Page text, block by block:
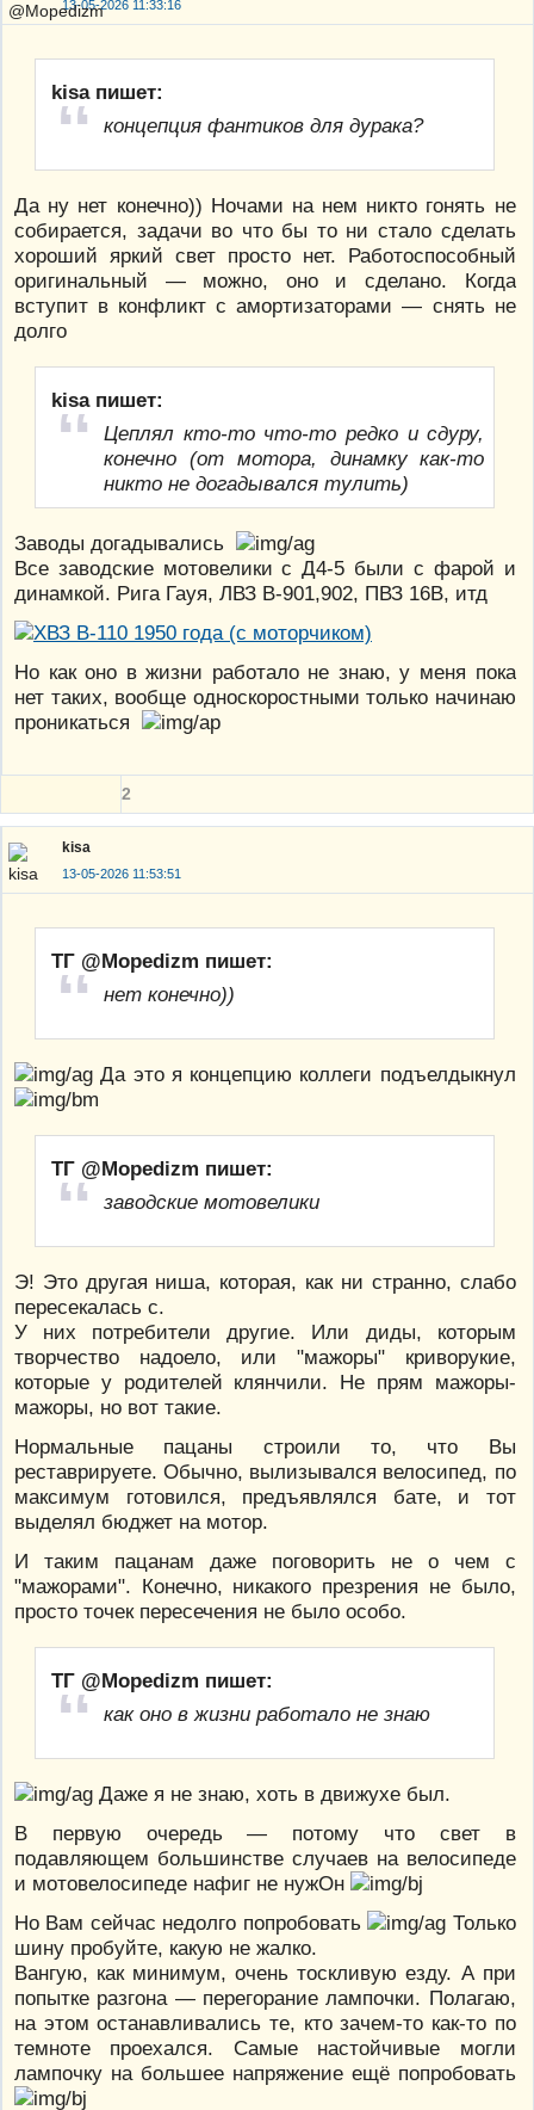
13-05-2026 11:33:16
kisa пишет:
концепция фантиков для дурака?
Да ну нет конечно)) Ночами на нем никто гонять не
собирается, задачи во что бы то ни стало сделать
хороший яркий свет просто нет. Работоспособный
оригинальный — можно, оно и сделано. Когда
вступит в конфликт с амортизаторами — снять не
долго
kisa пишет:
Цеплял кто-то что-то редко и сдуру,
конечно (от мотора, динамку как-то
никто не догадывался тулить)
Заводы догадывались
Все заводские мотовелики с Д4-5 были с фарой и
динамкой. Рига Гауя, ЛВЗ В-901,902, ПВЗ 16В, итд
Но как оно в жизни работало не знаю, у меня пока
нет таких, вообще односкоростными только начинаю
проникаться
2
kisa
13-05-2026 11:53:51
ТГ @Mopedizm пишет:
нет конечно))
Да это я концепцию коллеги подъелдыкнул
ТГ @Mopedizm пишет:
заводские мотовелики
Э! Это другая ниша, которая, как ни странно, слабо
пересекалась с.
У них потребители другие. Или диды, которым
творчество надоело, или "мажоры" криворукие,
которые у родителей клянчили. Не прям мажоры-
мажоры, но вот такие.
Нормальные пацаны строили то, что Вы
реставрируете. Обычно, вылизывался велосипед, по
максимум готовился, предъявлялся бате, и тот
выделял бюджет на мотор.
И таким пацанам даже поговорить не о чем с
"мажорами". Конечно, никакого презрения не было,
просто точек пересечения не было особо.
ТГ @Mopedizm пишет:
как оно в жизни работало не знаю
Даже я не знаю, хоть в движухе был.
В первую очередь — потому что свет в
подавляющем большинстве случаев на велосипеде
и мотовелосипеде нафиг не нужОн
Но Вам сейчас недолго попробовать
Только
шину пробуйте, какую не жалко.
Вангую, как минимум, очень тоскливую езду. А при
попытке разгона — перегорание лампочки. Полагаю,
на этом останавливались те, кто зачем-то как-то по
темноте проехался. Самые настойчивые могли
лампочку на большее напряжение ещё попробовать